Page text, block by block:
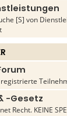
[S] von
-Gesetz
Recht. KEINE